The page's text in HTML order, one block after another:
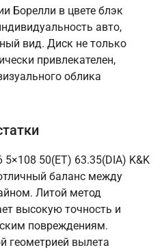
Борелли в цвете блэк
авто,
вид. Диск не только
привлекателен,
облика
5×108 50(ET) 63.35(DIA) K&K
баланс между
Литой метод
высокую точность и
повреждениям.
геометрией вылета